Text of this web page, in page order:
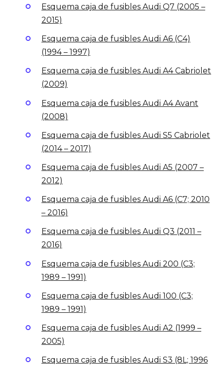
Esquema caja de fusibles Audi Q7 (2005 –
2015)
Esquema caja de fusibles Audi A6 (C4)
(1994 – 1997)
Esquema caja de fusibles Audi A4 Cabriolet
(2009)
Esquema caja de fusibles Audi A4 Avant
(2008)
Esquema caja de fusibles Audi S5 Cabriolet
(2014 – 2017)
Esquema caja de fusibles Audi A5 (2007 –
2012)
Esquema caja de fusibles Audi A6 (C7; 2010
– 2016)
Esquema caja de fusibles Audi Q3 (2011 –
2016)
Esquema caja de fusibles Audi 200 (C3;
1989 – 1991)
Esquema caja de fusibles Audi 100 (C3;
1989 – 1991)
Esquema caja de fusibles Audi A2 (1999 –
2005)
Esquema caja de fusibles Audi S3 (8L; 1996